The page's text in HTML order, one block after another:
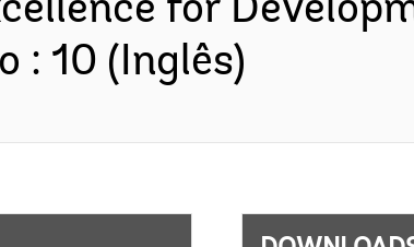
for
: 10 (Inglês)